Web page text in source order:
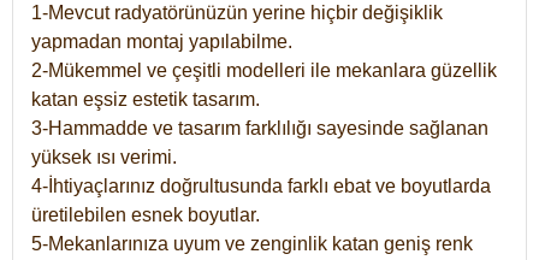
1-Mevcut radyatörünüzün yerine hiçbir değişiklik
yapmadan montaj yapılabilme.
2-Mükemmel ve çeşitli modelleri ile mekanlara güzellik
katan eşsiz estetik tasarım.
3-Hammadde ve tasarım farklılığı sayesinde sağlanan
yüksek ısı verimi.
4-İhtiyaçlarınız doğrultusunda farklı ebat ve boyutlarda
üretilebilen esnek boyutlar.
5-Mekanlarınıza uyum ve zenginlik katan geniş renk